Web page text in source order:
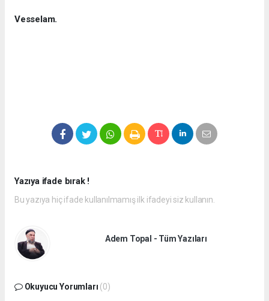
Vesselam.
Yazıya ifade bırak !
Bu yazıya hiç ifade kullanılmamış ilk ifadeyi siz kullanın.
Adem Topal - Tüm Yazıları
Okuyucu Yorumları (0)